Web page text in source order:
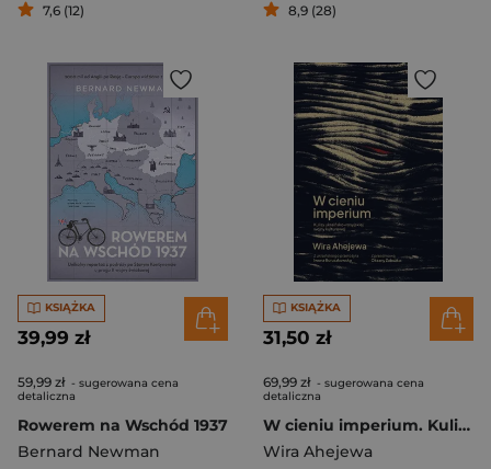
7,6 (12) 8,9 (28)
KSIĄŻKA
39,99 zł
59,99 zł - sugerowana cena
detaliczna
Rowerem na Wschód 1937
Bernard Newman
KSIĄŻKA
31,50 zł
69,99 zł - sugerowana cena
detaliczna
W cieniu imperium. Kulisy ukraińsko-rosyjskiej wojny kulturowej
Wira Ahejewa